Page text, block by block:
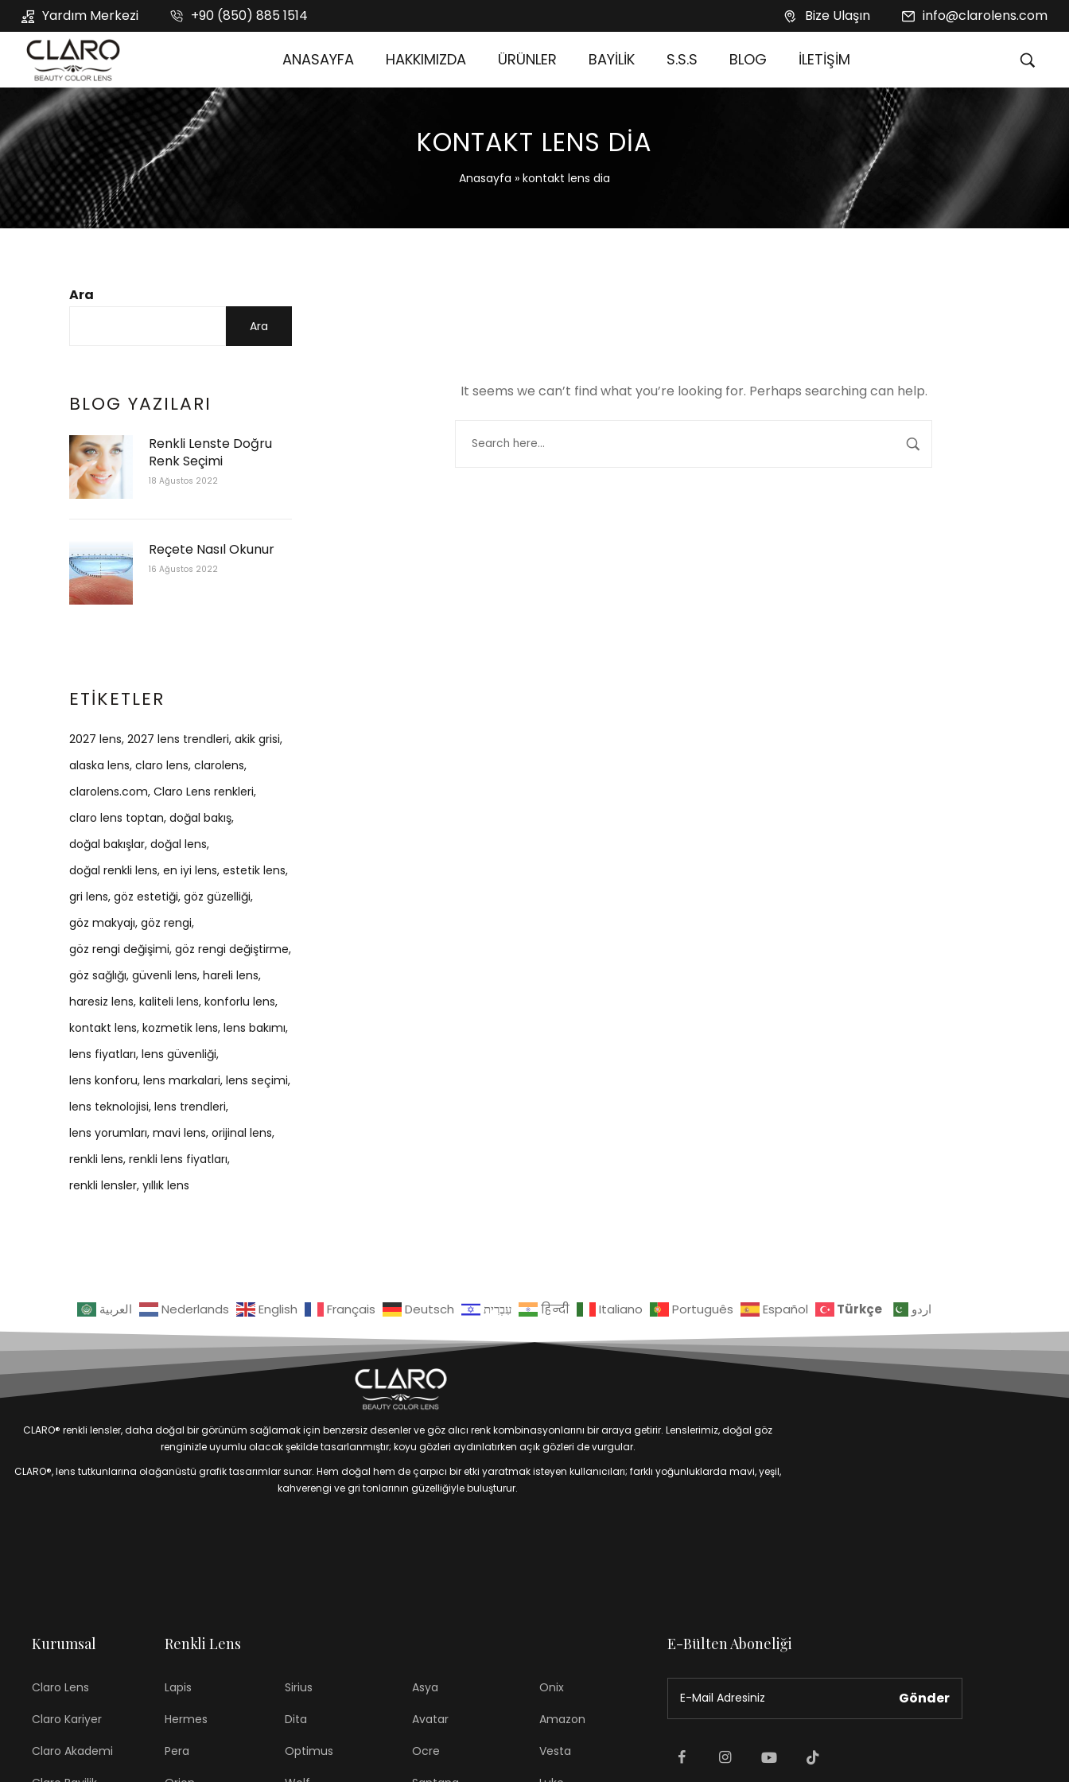
Yardım Merkezi +90 (850) 885 1514 Bize Ulaşın info@clarolens.com
ANASAYFA HAKKIMIZDA ÜRÜNLER BAYİLİK S.S.S BLOG İLETİŞİM
KONTAKT LENS DIA
Anasayfa » kontakt lens dia
Ara
Ara
BLOG YAZILARI
Renkli Lenste Doğru
Renk Seçimi
18 Ağustos 2022
Reçete Nasıl Okunur
16 Ağustos 2022
ETIKETLER
2027 lens 2027 lens trendleri akik grisi
alaska lens claro lens clarolens
clarolens.com Claro Lens renkleri
claro lens toptan doğal bakış
doğal bakışlar doğal lens
doğal renkli lens en iyi lens estetik lens
gri lens göz estetiği göz güzelliği
göz makyajı göz rengi
göz rengi değişimi göz rengi değiştirme
göz sağlığı güvenli lens hareli lens
haresiz lens kaliteli lens konforlu lens
kontakt lens kozmetik lens lens bakımı
lens fiyatları lens güvenliği
lens konforu lens markalari lens seçimi
lens teknolojisi lens trendleri
lens yorumları mavi lens orijinal lens
renkli lens renkli lens fiyatları
renkli lensler yıllık lens
It seems we can’t find what you’re looking for. Perhaps searching can help.
العربية Nederlands English Français Deutsch עִבְרִית हिन्दी Italiano Português Español Türkçe اردو
CLARO® renkli lensler, daha doğal bir görünüm sağlamak için benzersiz desenler ve göz alıcı renk kombinasyonlarını bir araya getirir. Lenslerimiz, doğal göz
renginizle uyumlu olacak şekilde tasarlanmıştır; koyu gözleri aydınlatırken açık gözleri de vurgular.
CLARO®, lens tutkunlarına olağanüstü grafik tasarımlar sunar. Hem doğal hem de çarpıcı bir etki yaratmak isteyen kullanıcıları; farklı yoğunluklarda mavi, yeşil,
kahverengi ve gri tonlarının güzelliğiyle buluşturur.
Kurumsal
Claro Lens
Claro Kariyer
Claro Akademi
Renkli Lens
Lapis
Hermes
Pera
Sirius
Dita
Optimus
Asya
Avatar
Ocre
Onix
Amazon
Vesta
E-Bülten Aboneliği
Gönder